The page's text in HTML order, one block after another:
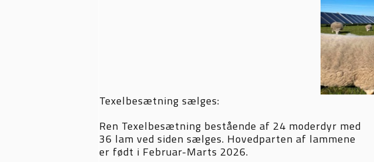
Texelbesætning sælges:
Ren Texelbesætning bestående af 24 moderdyr med
36 lam ved siden sælges. Hovedparten af lammene
er født i Februar-Marts 2026.